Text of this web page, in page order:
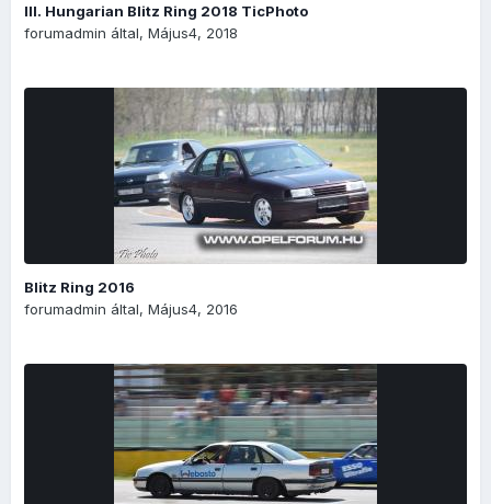
III. Hungarian Blitz Ring 2018 TicPhoto
forumadmin által, Május4, 2018
Blitz Ring 2016
forumadmin által, Május4, 2016